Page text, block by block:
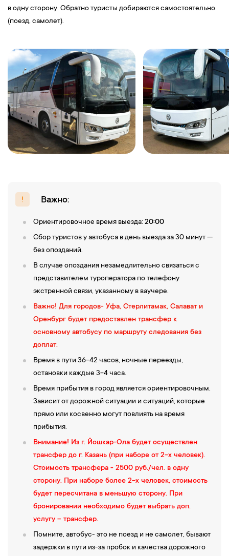
в одну сторону. Обратно туристы добираются самостоятельно
(поезд, самолет).
Важно:
Ориентировочное время выезда: 20:00
Сбор туристов у автобуса в день выезда за 30 минут —
без опозданий.
В случае опоздания незамедлительно связаться с
представителем туроператора по телефону
экстренной связи, указанному в ваучере.
Важно! Для городов- Уфа, Стерлитамак, Салават и
Оренбург будет предоставлен трансфер к
основному автобусу по маршруту следования без
доплат.
Время в пути 36-42 часов, ночные переезды,
остановки каждые 3-4 часа.
Время прибытия в город является ориентировочным.
Зависит от дорожной ситуации и ситуаций, которые
прямо или косвенно могут повлиять на время
прибытия.
Внимание! Из г. Йошкар-Ола будет осуществлен
трансфер до г. Казань (при наборе от 2-х человек).
Стоимость трансфера - 2500 руб./чел. в одну
сторону. При наборе более 2-х человек, стоимость
будет пересчитана в меньшую сторону. При
бронировании необходимо будет выбрать доп.
услугу – трансфер.
Помните, автобус- это не поезд и не самолет, бывают
задержки в пути из-за пробок и качества дорожного